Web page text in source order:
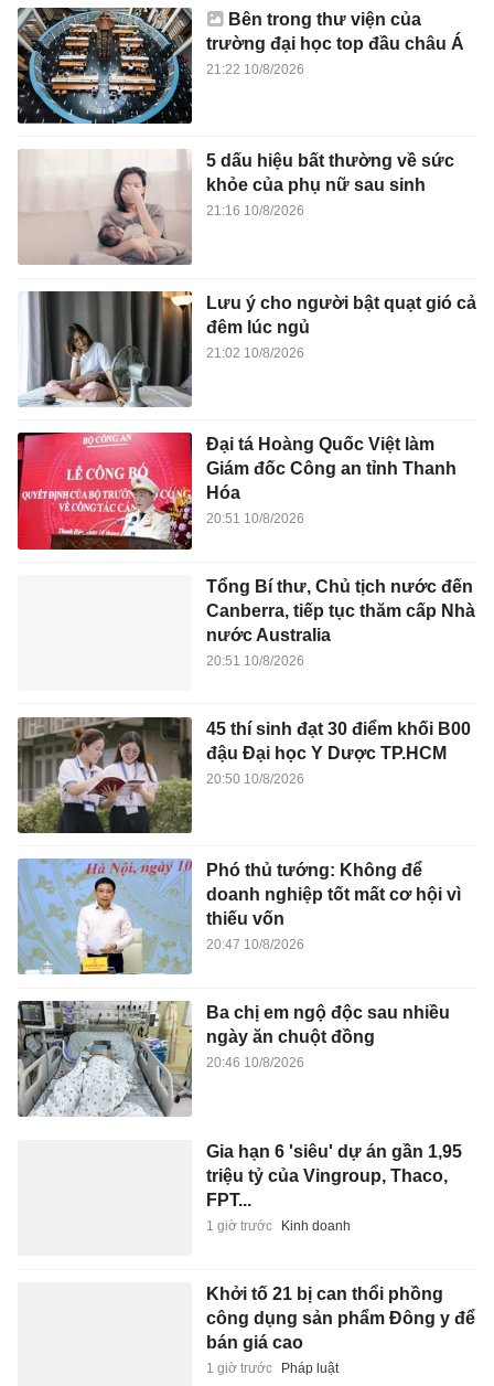
Bên trong thư viện của
trường đại học top đầu châu Á
21:22 10/8/2026
5 dấu hiệu bất thường về sức
khỏe của phụ nữ sau sinh
21:16 10/8/2026
Lưu ý cho người bật quạt gió cả
đêm lúc ngủ
21:02 10/8/2026
Đại tá Hoàng Quốc Việt làm
Giám đốc Công an tỉnh Thanh
Hóa
20:51 10/8/2026
Tổng Bí thư, Chủ tịch nước đến
Canberra, tiếp tục thăm cấp Nhà
nước Australia
20:51 10/8/2026
45 thí sinh đạt 30 điểm khối B00
đậu Đại học Y Dược TP.HCM
20:50 10/8/2026
Phó thủ tướng: Không để
doanh nghiệp tốt mất cơ hội vì
thiếu vốn
20:47 10/8/2026
Ba chị em ngộ độc sau nhiều
ngày ăn chuột đồng
20:46 10/8/2026
Gia hạn 6 'siêu' dự án gần 1,95
triệu tỷ của Vingroup, Thaco,
FPT...
1 giờ trước Kinh doanh
Khởi tố 21 bị can thổi phồng
công dụng sản phẩm Đông y để
bán giá cao
1 giờ trước Pháp luật